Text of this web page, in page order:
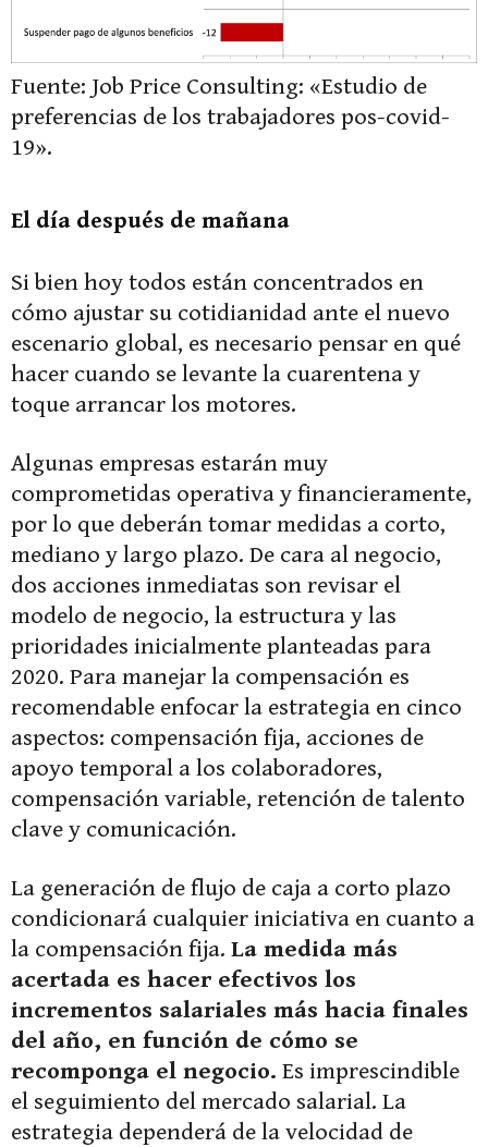
Fuente: Job Price Consulting: «Estudio de
preferencias de los trabajadores pos-covid-
19».
El día después de mañana
Si bien hoy todos están concentrados en
cómo ajustar su cotidianidad ante el nuevo
escenario global, es necesario pensar en qué
hacer cuando se levante la cuarentena y
toque arrancar los motores.
Algunas empresas estarán muy
comprometidas operativa y financieramente,
por lo que deberán tomar medidas a corto,
mediano y largo plazo. De cara al negocio,
dos acciones inmediatas son revisar el
modelo de negocio, la estructura y las
prioridades inicialmente planteadas para
2020. Para manejar la compensación es
recomendable enfocar la estrategia en cinco
aspectos: compensación fija, acciones de
apoyo temporal a los colaboradores,
compensación variable, retención de talento
clave y comunicación.
La generación de flujo de caja a corto plazo
condicionará cualquier iniciativa en cuanto a
la compensación fija. La medida más
acertada es hacer efectivos los
incrementos salariales más hacia finales
del año, en función de cómo se
recomponga el negocio. Es imprescindible
el seguimiento del mercado salarial. La
estrategia dependerá de la velocidad de